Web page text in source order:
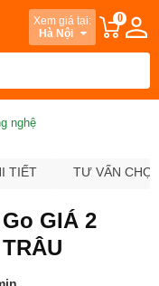
Xem giá tại:
Hà Nội
0
nghệ
TIẾT TƯ VẤN
GIÁ 2